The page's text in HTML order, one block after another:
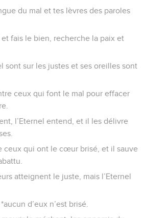
du mal et tes lèvres des paroles
fais le bien, recherche la paix et
sont sur les justes et ses oreilles sont
ceux qui font le mal pour effacer
l’Eternel entend, et il les délivre
ceux qui ont le cœur brisé, et il sauve
atteignent le juste, mais l’Eternel
d’eux n’est brisé.